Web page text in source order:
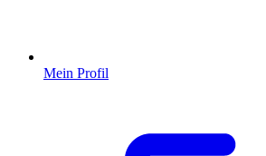
Mein Profil